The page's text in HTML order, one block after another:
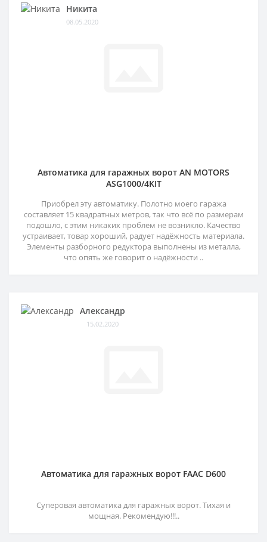
Никита
08.05.2020
Автоматика для гаражных ворот AN MOTORS
ASG1000/4KIT
Приобрел эту автоматику. Полотно моего гаража
составляет 15 квадратных метров, так что всё по размерам
подошло, с этим никаких проблем не возникло. Качество
устраивает, товар хороший, радует надёжность материала.
Элементы разборного редуктора выполнены из металла,
что опять же говорит о надёжности ..
Александр
15.02.2020
Автоматика для гаражных ворот FAAC D600
Суперовая автоматика для гаражных ворот. Тихая и
мощная. Рекомендую!!!..